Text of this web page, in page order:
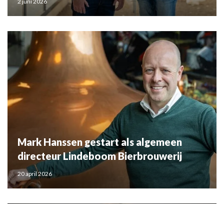
Mark Hanssen gestart als algemeen
directeur Lindeboom Bierbrouwerij
20 april 2026